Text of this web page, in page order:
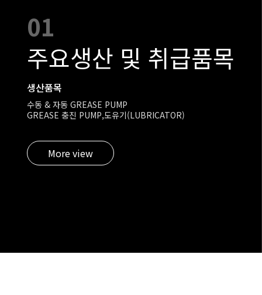
01
주요생산 및 취급품목
생산품목
수동 & 자동 GREASE PUMP
GREASE 충진 PUMP,도유기(LUBRICATOR)
More view